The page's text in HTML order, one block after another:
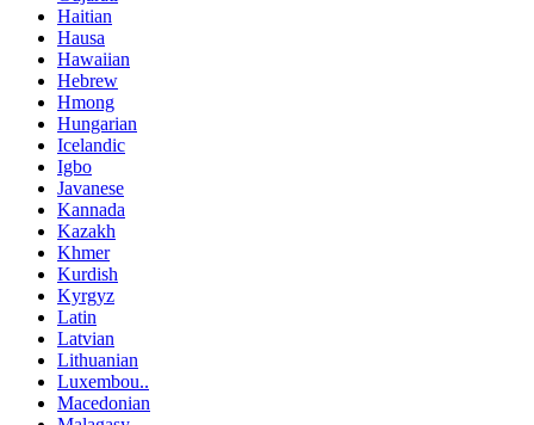
Haitian
Hausa
Hawaiian
Hebrew
Hmong
Hungarian
Icelandic
Igbo
Javanese
Kannada
Kazakh
Khmer
Kurdish
Kyrgyz
Latin
Latvian
Lithuanian
Luxembou..
Macedonian